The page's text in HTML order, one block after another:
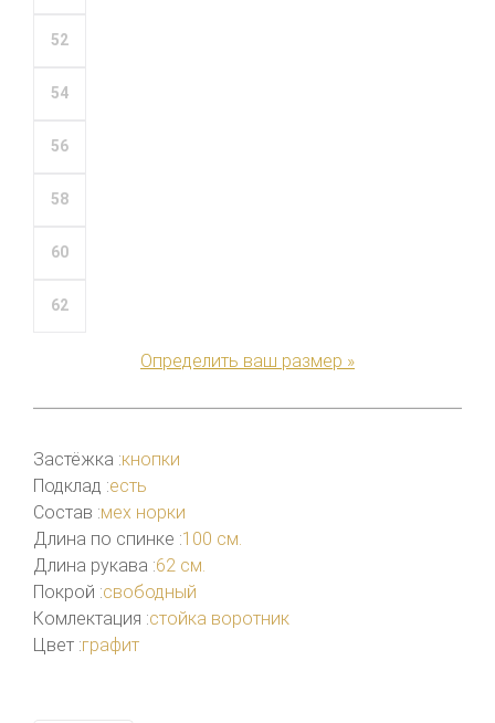
52
54
56
58
60
62
Определить ваш размер »
Застёжка :кнопки
Подклад :есть
Состав :мех норки
Длина по спинке :100 см.
Длина рукава :62 см.
Покрой :свободный
Комлектация :стойка воротник
Цвет :графит